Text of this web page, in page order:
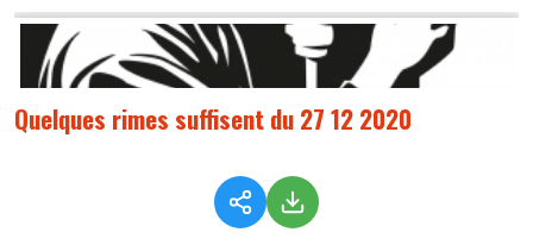
Quelques rimes suffisent du 27 12 2020